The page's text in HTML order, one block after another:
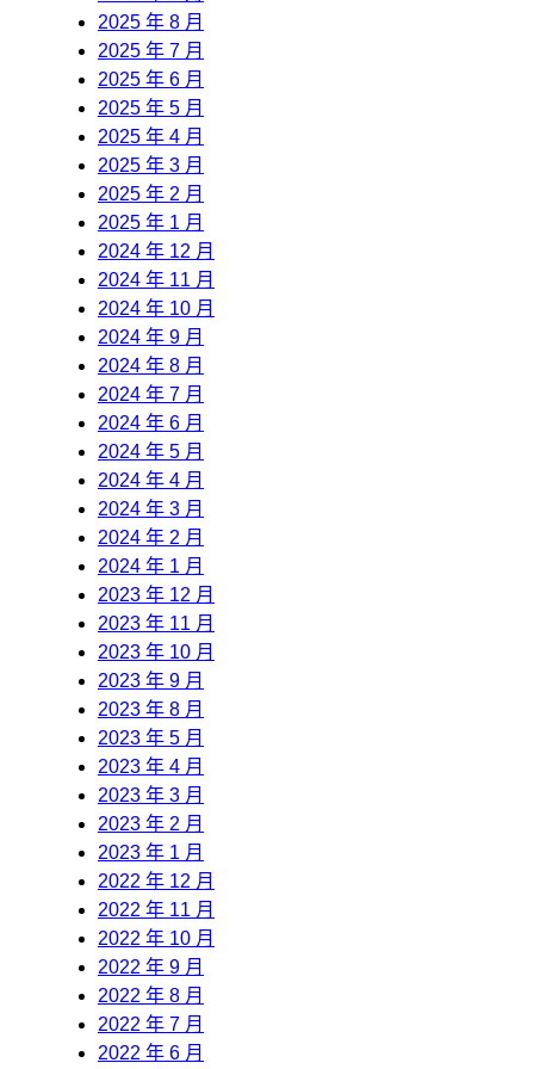
2025 年 8 月
2025 年 7 月
2025 年 6 月
2025 年 5 月
2025 年 4 月
2025 年 3 月
2025 年 2 月
2025 年 1 月
2024 年 12 月
2024 年 11 月
2024 年 10 月
2024 年 9 月
2024 年 8 月
2024 年 7 月
2024 年 6 月
2024 年 5 月
2024 年 4 月
2024 年 3 月
2024 年 2 月
2024 年 1 月
2023 年 12 月
2023 年 11 月
2023 年 10 月
2023 年 9 月
2023 年 8 月
2023 年 5 月
2023 年 4 月
2023 年 3 月
2023 年 2 月
2023 年 1 月
2022 年 12 月
2022 年 11 月
2022 年 10 月
2022 年 9 月
2022 年 8 月
2022 年 7 月
2022 年 6 月